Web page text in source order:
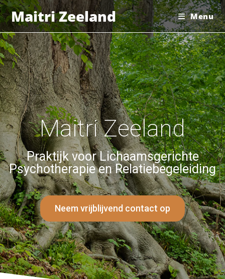
Maitri Zeeland Menu
Maitri Zeeland
Praktijk voor Lichaamsgerichte
Psychotherapie en Relatiebegeleiding
Neem vrijblijvend contact op